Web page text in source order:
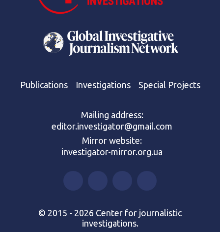
Publications Investigations Special Projects
Mailing address:
editor.investigator@gmail.com
Mirror website:
investigator-mirror.org.ua
© 2015 - 2026 Center for journalistic
investigations.